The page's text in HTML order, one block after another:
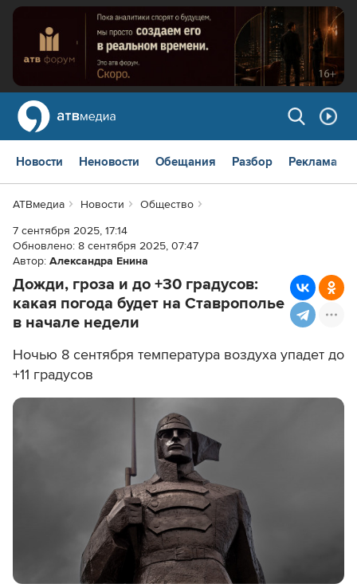
Новости Неновости Обещания Разбор Реклама
АТВмедиа Новости
Общество
7 сентября 2025, 17:14
Обновлено: 8 сентября 2025, 07:47
Автор: Александра Енина
Дожди, гроза и до +30 градусов:
какая погода будет на Ставрополье
в начале недели
Ночью 8 сентября температура воздуха упадет до
+11 градусов